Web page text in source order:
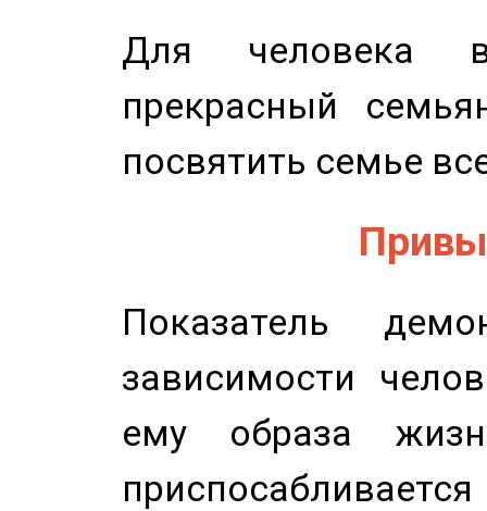
Для человека
прекрасный
посвятить семье
Показатель
зависимости
ему образа